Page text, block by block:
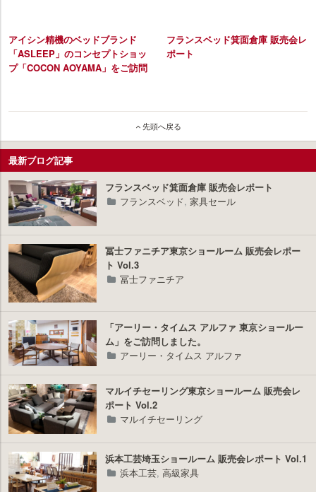
アイシン精機のベッドブランド
「ASLEEP」のコンセプトショッ
プ「COCON AOYAMA」をご訪問
フランスベッド箕面倉庫 販売会レ
ポート
テ
リ
ア
プ
ラ
ス
先頭へ戻る
最新ブログ記事
フランスベッド箕面倉庫 販売会レポート
フランスベッド,家具セール
冨士ファニチア東京ショールーム 販売会レポー
ト Vol.3
冨士ファニチア
「アーリー・タイムス アルファ 東京ショールー
ム」をご訪問しました。
アーリー・タイムス アルファ
マルイチセーリング東京ショールーム 販売会レ
ポート Vol.2
マルイチセーリング
浜本工芸埼玉ショールーム 販売会レポート Vol.1
浜本工芸,高級家具